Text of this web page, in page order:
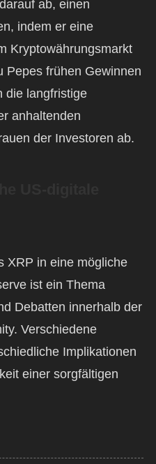
ab, einen
indem er eine
Kryptowährungsmarkt
Pepes frühen Gewinnen
die langfristige
anhaltenden
der Investoren ab.
XRP in eine mögliche
ist ein Thema
Debatten innerhalb der
Verschiedene
Implikationen
einer sorgfältigen